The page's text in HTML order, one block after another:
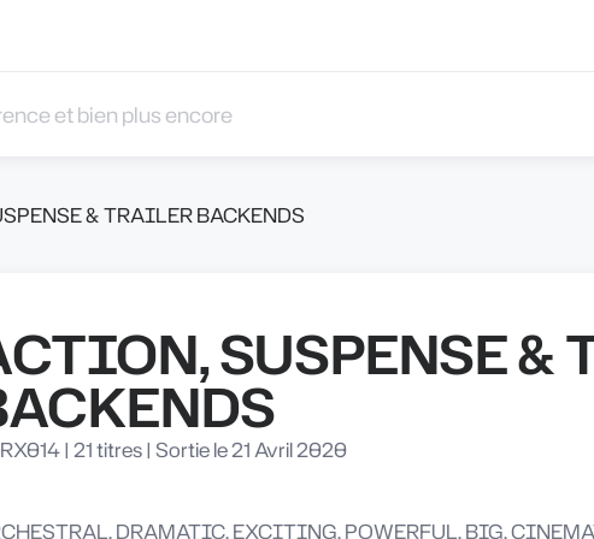
& TRAILER BACKENDS
SUSPENSE &
| 21 titres| Sortie le 21 Avril 2020
DRAMATIC, EXCITING, POWERFUL, BIG,